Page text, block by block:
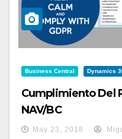
Business Central Dynamics
Cumplimiento Del
NAV/BC
May 23, 2018